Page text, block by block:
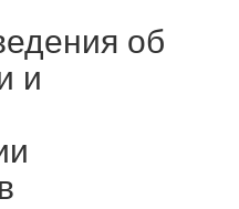
об
и